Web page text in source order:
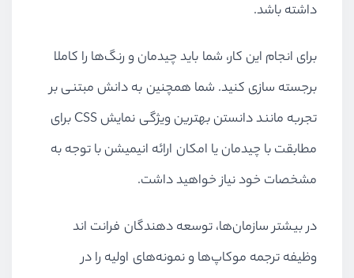
داشته باشد.
برای انجام این کار، شما باید چیدمان و رنگ‌ها را کاملا
برجسته سازی کنید. شما همچنین به دانش مبتنی بر
تجربه مانند دانستن بهترین ویژگی نمایشCSSبرای
مطابقت با چیدمان یا امکان ارائه انیمیشن با توجه به
مشخصات خود نیاز خواهید داشت.
در بیشتر سازمان‌ها، توسعه دهندگان فرانت اند
وظیفه ترجمه موکاپ‌ها و نمونه‌های اولیه را در